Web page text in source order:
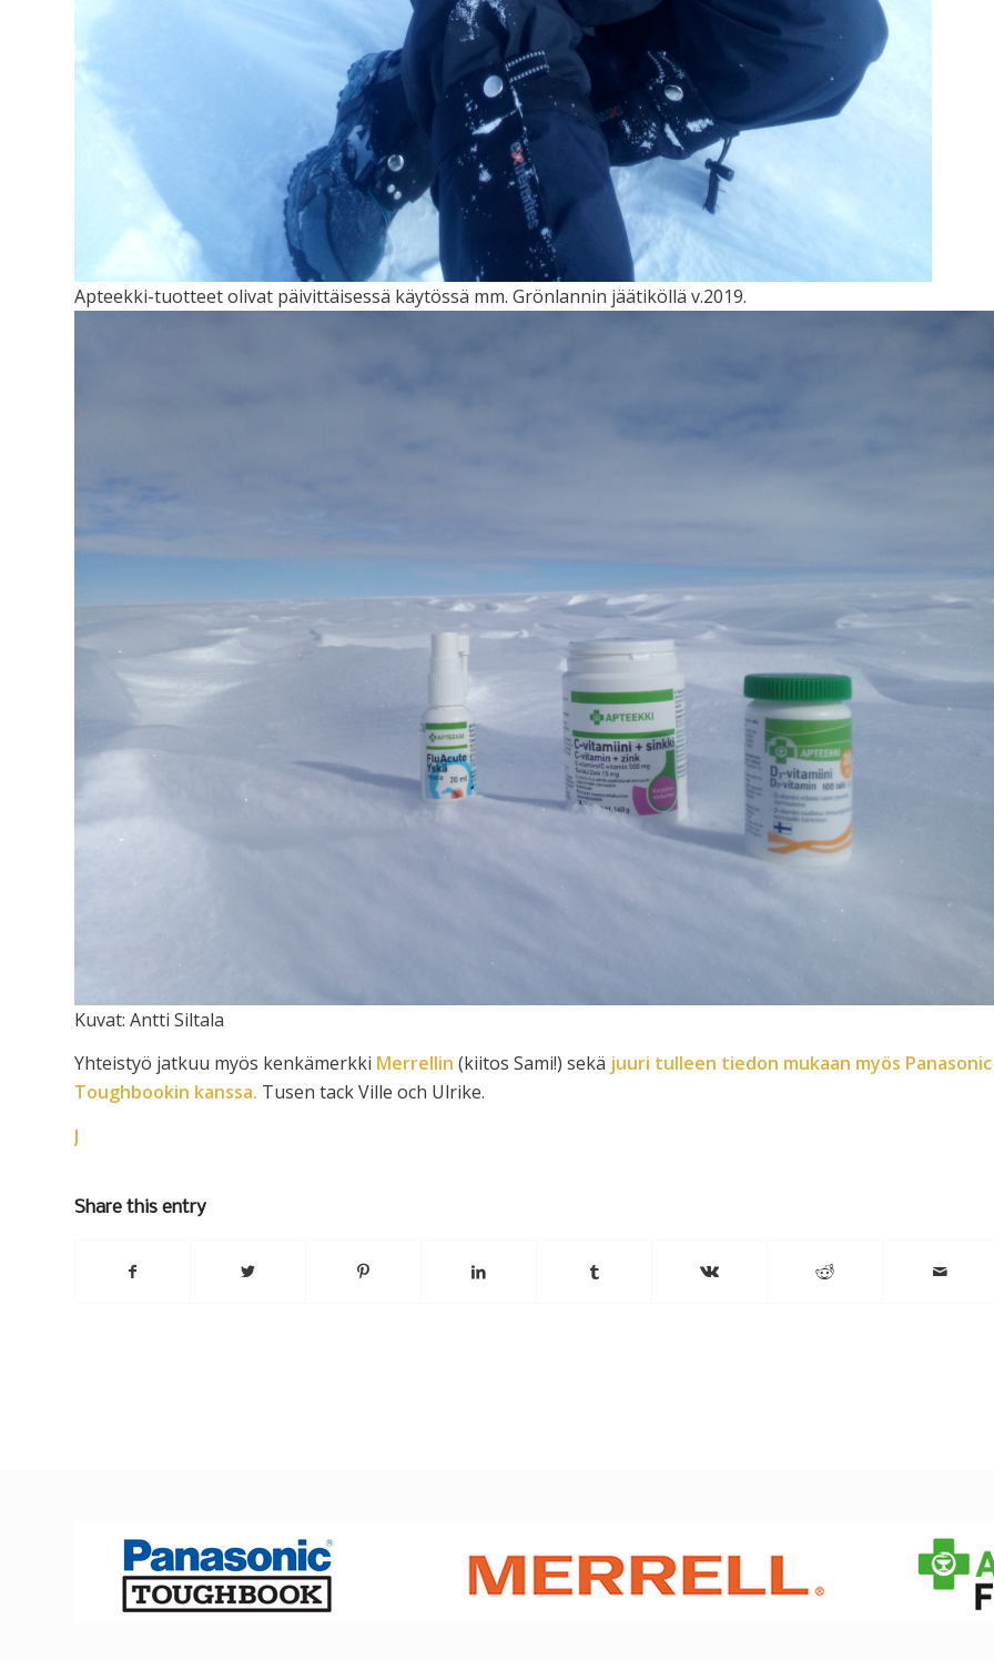
Apteekki-tuotteet olivat päivittäisessä käytössä mm. Grönlannin jäätiköllä v.2019.
Kuvat: Antti Siltala
Yhteistyö jatkuu myös kenkämerkki Merrellin (kiitos Sami!) sekä juuri tulleen tiedon mukaan myös Panasonic
Toughbookin kanssa. Tusen tack Ville och Ulrike.
J
Share this entry